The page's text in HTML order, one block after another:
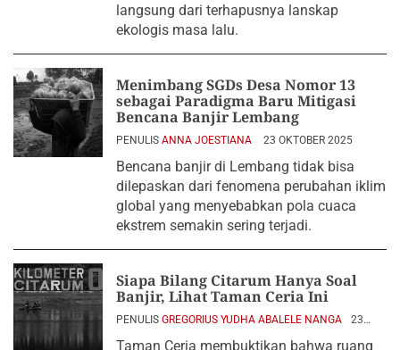
langsung dari terhapusnya lanskap
ekologis masa lalu.
Menimbang SGDs Desa Nomor 13
sebagai Paradigma Baru Mitigasi
Bencana Banjir Lembang
PENULIS ANNA JOESTIANA 23 OKTOBER 2025
Bencana banjir di Lembang tidak bisa
dilepaskan dari fenomena perubahan iklim
global yang menyebabkan pola cuaca
ekstrem semakin sering terjadi.
Siapa Bilang Citarum Hanya Soal
Banjir, Lihat Taman Ceria Ini
PENULIS GREGORIUS YUDHA ABALELE NANGA
23
Taman Ceria membuktikan bahwa ruang